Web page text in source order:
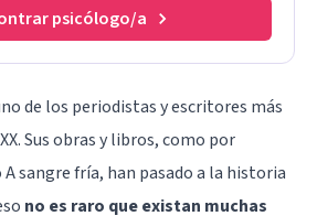
psicólogo/a
de los periodistas y escritores más
Sus obras y libros, como por
sangre fría, han pasado a la historia
no es raro que existan muchas